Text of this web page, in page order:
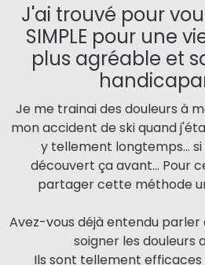
J'ai trouvé pour
SIMPLE pour une
plus agréable et
Je me trainai des douleurs à
mon accident de ski quand
y tellement longtemps… si
découvert ça avant… Pour
partager cette méthode
Avez-vous déjà entendu parler
soigner les douleurs
Ils sont tellement efficaces